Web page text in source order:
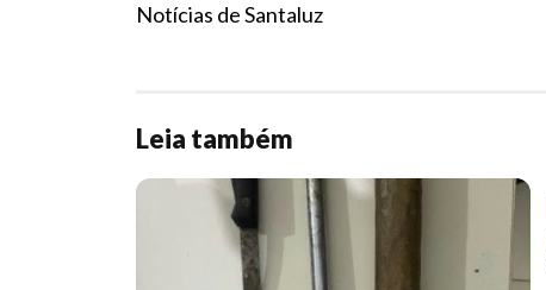
Notícias de Santaluz
Leia também